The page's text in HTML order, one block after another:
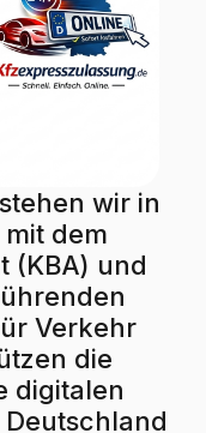
wir in
dem
(KBA) und
Verkehr
die
digitalen